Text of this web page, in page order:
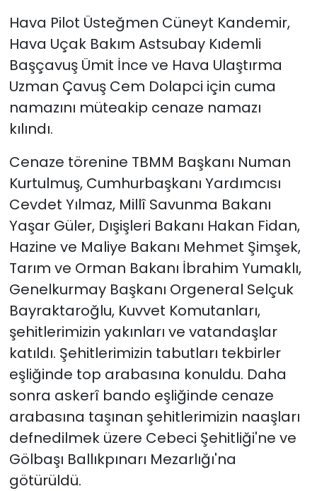
Hava Pilot Üsteğmen Cüneyt Kandemir,
Hava Uçak Bakım Astsubay Kıdemli
Başçavuş Ümit İnce ve Hava Ulaştırma
Uzman Çavuş Cem Dolapci için cuma
namazını müteakip cenaze namazı
kılındı.
Cenaze törenine TBMM Başkanı Numan
Kurtulmuş, Cumhurbaşkanı Yardımcısı
Cevdet Yılmaz, Millî Savunma Bakanı
Yaşar Güler, Dışişleri Bakanı Hakan Fidan,
Hazine ve Maliye Bakanı Mehmet Şimşek,
Tarım ve Orman Bakanı İbrahim Yumaklı,
Genelkurmay Başkanı Orgeneral Selçuk
Bayraktaroğlu, Kuvvet Komutanları,
şehitlerimizin yakınları ve vatandaşlar
katıldı. Şehitlerimizin tabutları tekbirler
eşliğinde top arabasına konuldu. Daha
sonra askerî bando eşliğinde cenaze
arabasına taşınan şehitlerimizin naaşları
defnedilmek üzere Cebeci Şehitliği'ne ve
Gölbaşı Ballıkpınarı Mezarlığı'na
götürüldü.